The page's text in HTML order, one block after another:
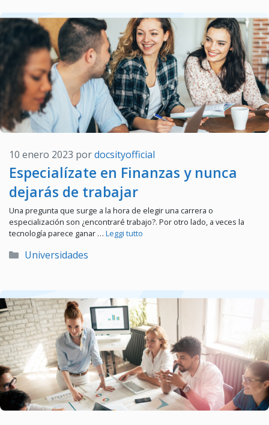
Especialízate en Finanzas y nunca
dejarás de trabajar
10 enero 2023 pordocsityofficial
Una pregunta que surge a la hora de elegir una carrera o
especialización son ¿encontraré trabajo?. Por otro lado, a veces la
tecnología parece ganar … Leggi tutto
Categorías
Universidades